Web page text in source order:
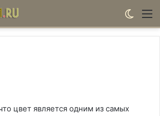
цвет является одним из самых